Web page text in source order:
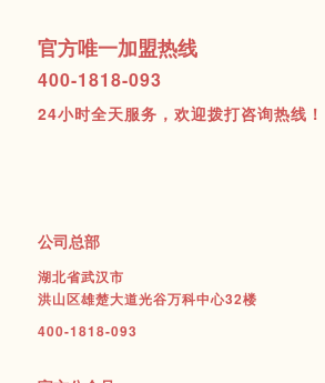
官方唯一加盟热线
400-1818-093
24小时全天服务，欢迎拨打咨询热线！
公司总部
湖北省武汉市
洪山区雄楚大道光谷万科中心32楼
400-1818-093